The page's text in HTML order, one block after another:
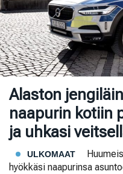
Alaston
naapurin kotiin
ja uhkasi
ULKOMAAT
hyökkäsi naapurinsa